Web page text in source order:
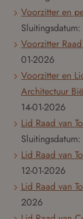
Voorzitter en
Sluitingsdatum:
Voorzitter
01-2026
Voorzitter en
Architectuur
14-01-2026
Lid Raad van
Sluitingsdatum:
Lid Raad van
12-01-2026
Lid Raad van
2026